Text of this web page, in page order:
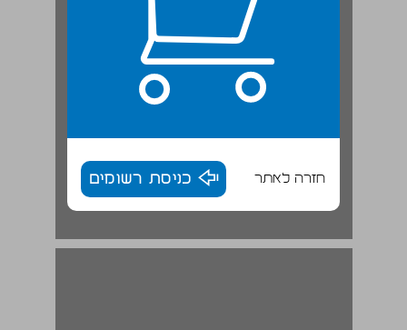
חזרה לאתר כניסת רשומים